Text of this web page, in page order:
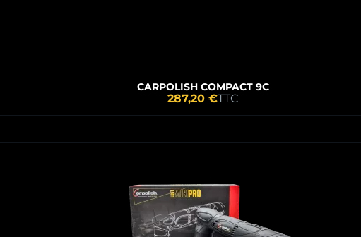
CARPOLISH COMPACT 9C
287,20 €TTC